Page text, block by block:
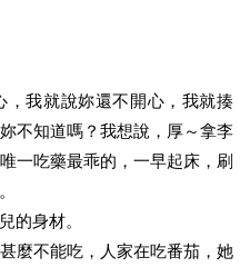
，我就說妳還不開心，我就揍
不知道嗎？我想說，厚～拿李
一吃藥最乖的，一早起床，刷
的身材。
麼不能吃，人家在吃番茄，她